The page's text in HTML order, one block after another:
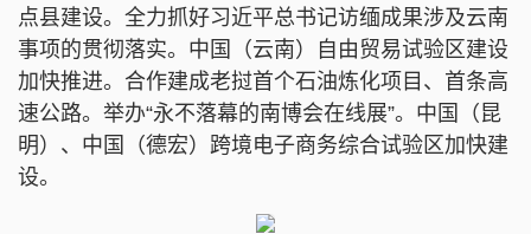
点县建设。全力抓好习近平总书记访缅成果涉及云南
事项的贯彻落实。中国（云南）自由贸易试验区建设
加快推进。合作建成老挝首个石油炼化项目、首条高
速公路。举办“永不落幕的南博会在线展”。中国（昆
明）、中国（德宏）跨境电子商务综合试验区加快建
设。